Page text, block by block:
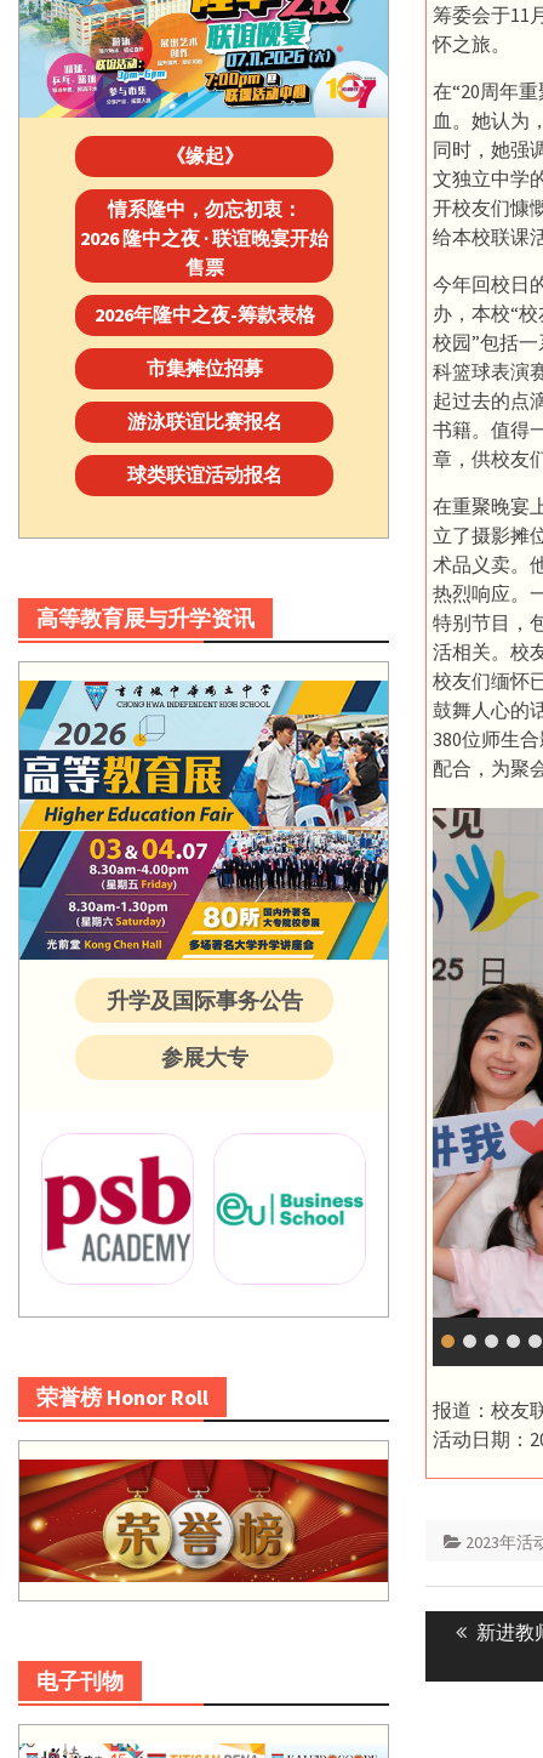
筹委会于11
怀之旅。
在“20周年
血。她认为
同时，她强
文独立中学
开校友们慷
给本校联课
今年回校日
办，本校“
校园”包括
科篮球表演
起过去的点
书籍。值得
章，供校友
在重聚晚宴
立了摄影摊
术品义卖。
热烈响应。
特别节目，
活相关。校
校友们缅怀
鼓舞人心的
380位师生
配合，为聚
报道：校友
活动日期：
2023年活
Post
新进教
《缘起》
情系隆中，勿忘初衷：
2026 隆中之夜 · 联谊晚宴开始
售票
2026年隆中之夜-筹款表格
市集摊位招募
游泳联谊比赛报名
球类联谊活动报名
高等教育展与升学资讯
升学及国际事务公告
参展大专
荣誉榜 Honor Roll
电子刊物